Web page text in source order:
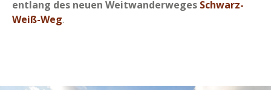
entlang des neuen Weitwanderweges Schwarz-
Weiß-Weg.